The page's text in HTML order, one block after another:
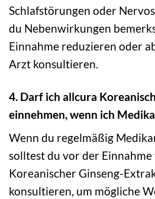
Schlafstörungen oder
du Nebenwirkungen
Einnahme reduzieren oder
Arzt konsultieren.
4. Darf ich allcura
einnehmen, wenn ich
Wenn du regelmäßig
solltest du vor der
Koreanischer Ginseng-
konsultieren, um mögliche